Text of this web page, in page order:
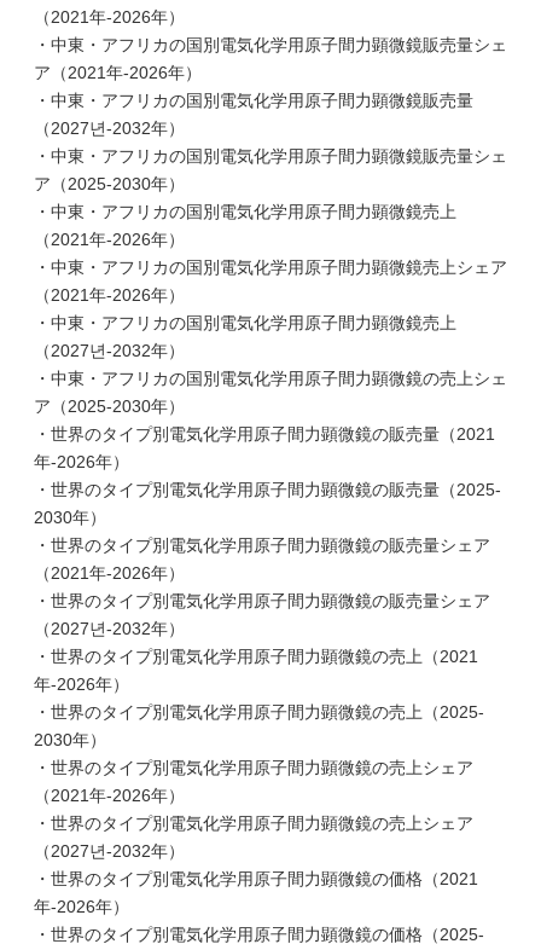
（2021年-2026年）
・中東・アフリカの国別電気化学用原子間力顕微鏡販売量シェ
ア（2021年-2026年）
・中東・アフリカの国別電気化学用原子間力顕微鏡販売量
（2027년-2032年）
・中東・アフリカの国別電気化学用原子間力顕微鏡販売量シェ
ア（2025-2030年）
・中東・アフリカの国別電気化学用原子間力顕微鏡売上
（2021年-2026年）
・中東・アフリカの国別電気化学用原子間力顕微鏡売上シェア
（2021年-2026年）
・中東・アフリカの国別電気化学用原子間力顕微鏡売上
（2027년-2032年）
・中東・アフリカの国別電気化学用原子間力顕微鏡の売上シェ
ア（2025-2030年）
・世界のタイプ別電気化学用原子間力顕微鏡の販売量（2021
年-2026年）
・世界のタイプ別電気化学用原子間力顕微鏡の販売量（2025-
2030年）
・世界のタイプ別電気化学用原子間力顕微鏡の販売量シェア
（2021年-2026年）
・世界のタイプ別電気化学用原子間力顕微鏡の販売量シェア
（2027년-2032年）
・世界のタイプ別電気化学用原子間力顕微鏡の売上（2021
年-2026年）
・世界のタイプ別電気化学用原子間力顕微鏡の売上（2025-
2030年）
・世界のタイプ別電気化学用原子間力顕微鏡の売上シェア
（2021年-2026年）
・世界のタイプ別電気化学用原子間力顕微鏡の売上シェア
（2027년-2032年）
・世界のタイプ別電気化学用原子間力顕微鏡の価格（2021
年-2026年）
・世界のタイプ別電気化学用原子間力顕微鏡の価格（2025-